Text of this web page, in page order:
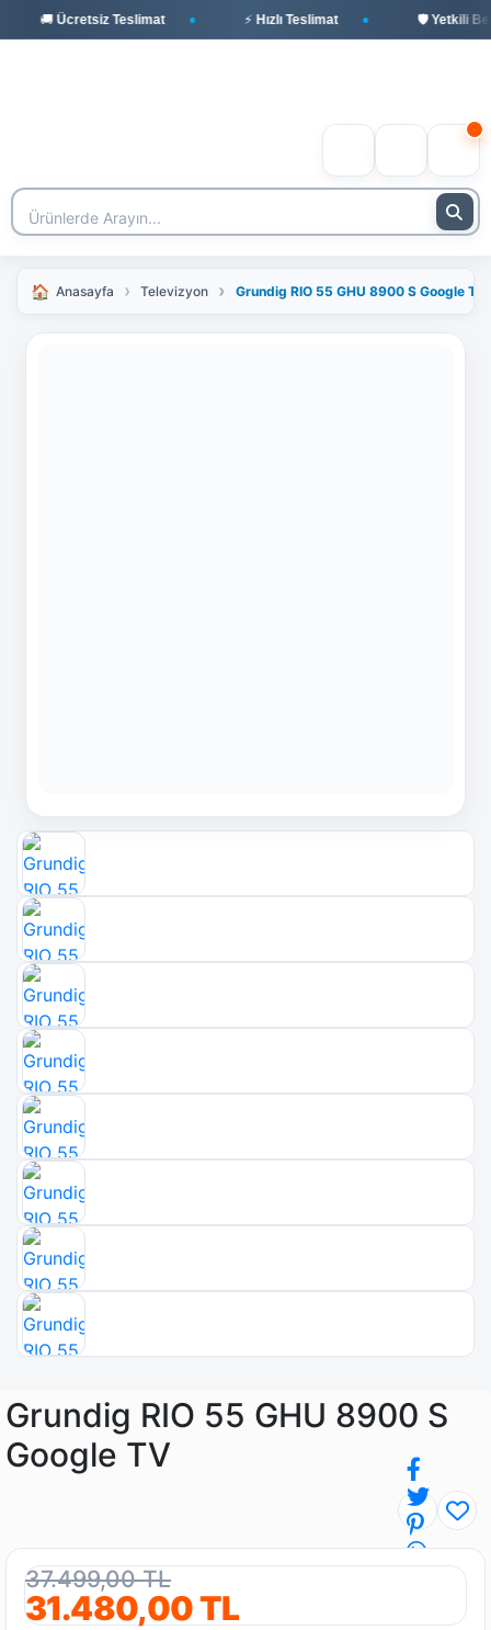
🚚 Ücretsiz Teslimat ⚡ Hızlı Teslimat 🛡️ Yetkili Beko
Anasayfa Televizyon Grundig RIO 55 GHU 8900 S Google TV
Grundig RIO 55 GHU 8900 S
Google TV
37.499,00 TL
31.480,00 TL